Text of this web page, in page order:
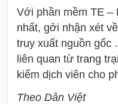
Với phần mềm TE –
nhất, gởi nhận xét
truy xuất nguồn gốc
liên quan từ trang
kiểm dịch viên cho
Theo Dân Việt